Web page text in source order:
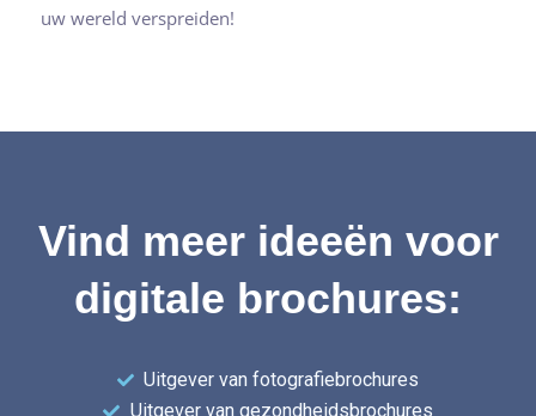
uw wereld verspreiden!
Vind meer ideeën voor
digitale brochures:
Uitgever van fotografiebrochures
Uitgever van gezondheidsbrochures